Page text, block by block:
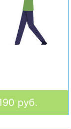
руб.